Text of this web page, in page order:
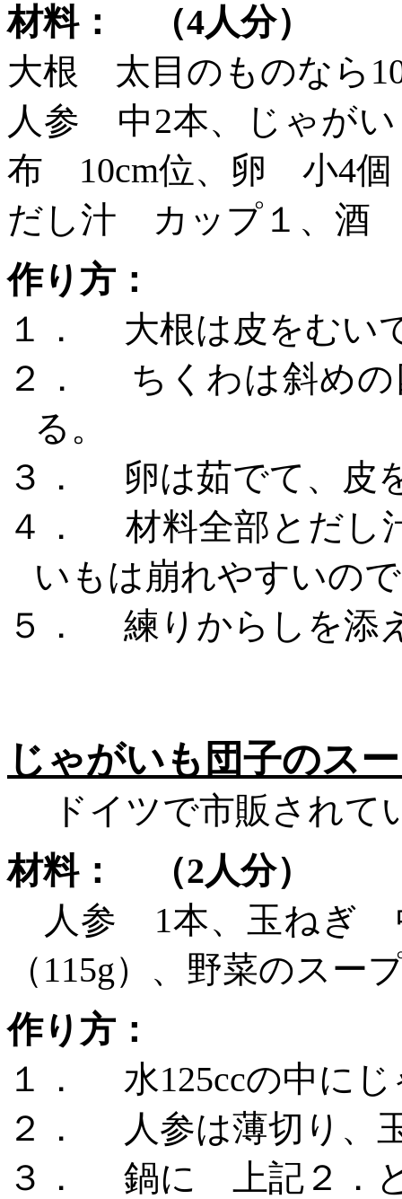
材料： （4人分）
大根 太目のものなら
人参 中2本、じゃが
布 10cm位、卵 小4個
だし汁 カップ１、酒
作り方：
１．
大根は皮をむい
２．
ちくわは斜め
る。
３．
卵は茹でて、皮
４．
材料全部とだし
いもは崩れやすいの
５．
練りからしを添
じゃがいも団子のス
ドイツで市販されて
材料： （2人分）
人参 1本、玉ねぎ
（115g）、野菜のス
作り方：
１．
水125ccの中に
２．
人参は薄切り、
３．
鍋に 上記２．